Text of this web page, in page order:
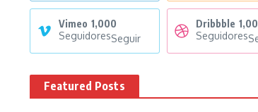
Vimeo 1,000
SeguidoresSeguir
Dribbble
Seguidores
Featured Posts